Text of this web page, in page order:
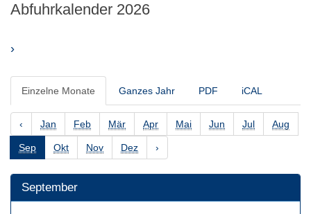
Abfuhrkalender 2026
›
Einzelne Monate Ganzes Jahr PDF iCAL
‹ Jan Feb Mär Apr Mai Jun Jul Aug
Sep Okt Nov Dez ›
September